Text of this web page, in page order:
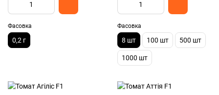
Фасовка
0,2 г
Фасовка
8 шт 100 шт 500 шт
1000 шт